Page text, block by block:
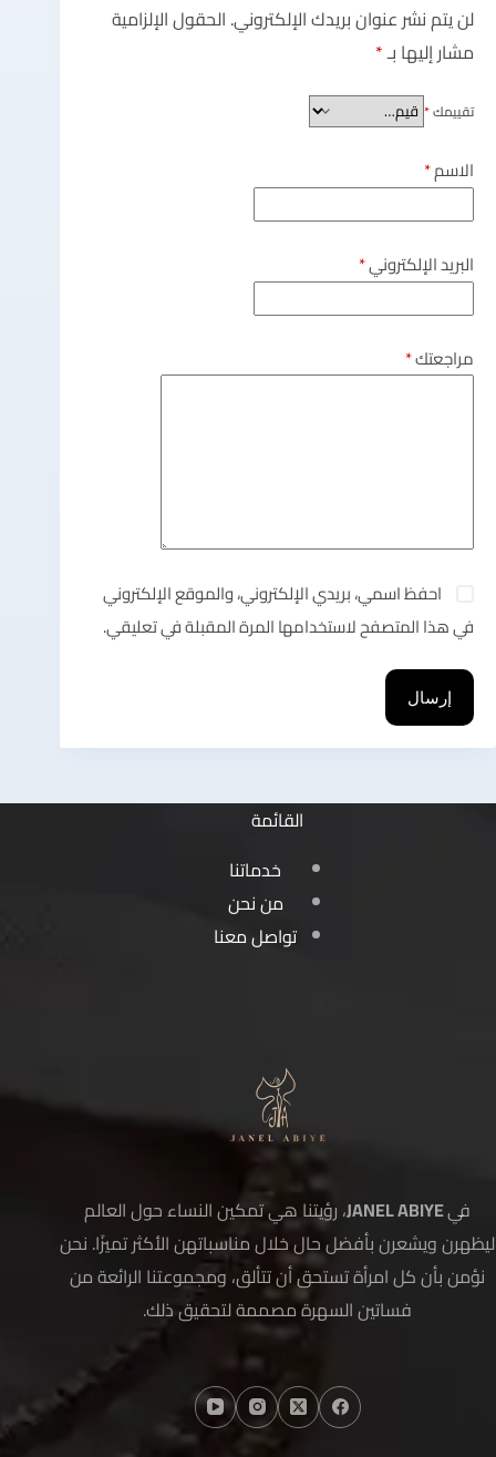
لن يتم نشر عنوان بريدك الإلكتروني. الحقول الإلزامية
مشار إليها بـ*
تقييمك*
الاسم*
البريد الإلكتروني*
مراجعتك*
احفظ اسمي، بريدي الإلكتروني، والموقع الإلكتروني
في هذا المتصفح لاستخدامها المرة المقبلة في تعليقي.
إرسال
القائمة
خدماتنا
من نحن
تواصل معنا
فيJANEL ABIYE
، رؤيتنا هي تمكين النساء حول العالم
ليظهرن ويشعرن بأفضل حال خلال مناسباتهن الأكثر تميزًا. نحن
نؤمن بأن كل امرأة تستحق أن تتألق، ومجموعتنا الرائعة من
فساتين السهرة مصممة لتحقيق ذلك.